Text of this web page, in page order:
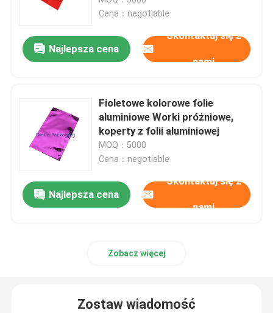
Poly Bubble Mailers
Książkowe worki na zamówienie
Papierowe koperty wyściełane
Opakowanie z bibuły
Cena：negotiable
Najlepsza cena
Skontaktuj się z
nami
Fioletowe kolorowe folie
aluminiowe Worki próżniowe,
koperty z folii aluminiowej
MOQ：5000
Cena：negotiable
Najlepsza cena
Skontaktuj się z
nami
Zobacz więcej
Zostaw wiadomość